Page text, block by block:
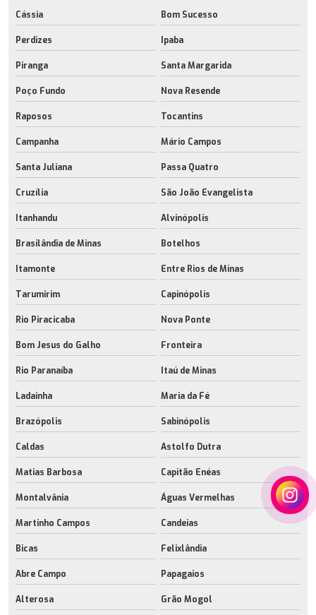
Cássia Bom Sucesso
Perdizes Ipaba
Piranga Santa Margarida
Poço Fundo Nova Resende
Raposos Tocantins
Campanha Mário Campos
Santa Juliana Passa Quatro
Cruzília São João Evangelista
Itanhandu Alvinópolis
Brasilândia de Minas Botelhos
Itamonte Entre Rios de Minas
Tarumirim Capinópolis
Rio Piracicaba Nova Ponte
Bom Jesus do Galho Fronteira
Rio Paranaíba Itaú de Minas
Ladainha Maria da Fé
Brazópolis Sabinópolis
Caldas Astolfo Dutra
Matias Barbosa Capitão Enéas
Montalvânia Águas Vermelhas
Martinho Campos Candeias
Bicas Felixlândia
Abre Campo Papagaios
Alterosa Grão Mogol